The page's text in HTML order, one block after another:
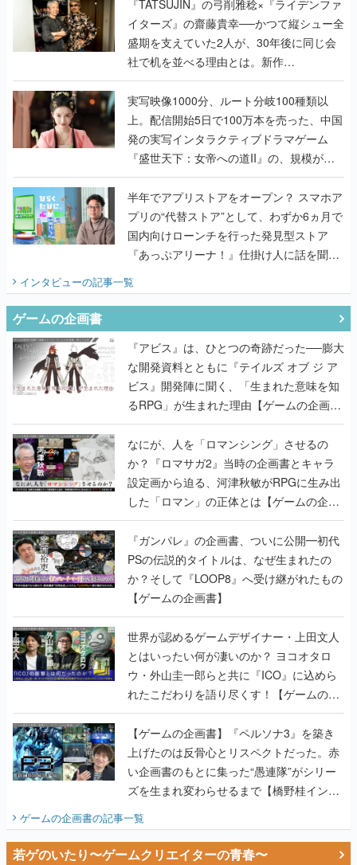
く
『TATSUJIN』の弓削雅稔×『ライデンファ
イターズ』の齋藤貴幸──かつて縦シュー全
盛期を支えていた2人が、30年後に同じ会
社で机を並べる理由とは。新作
『TATSUJIN EXTREME』で初タッグを組
んだレジェンド2人に訊く開発秘話
実写映像1000分、ルート分岐100種類以
上。配信開始5日で100万本を売った、中国
発の実写インタラクティブドラマゲーム
『盛世天下：女帝への道II』の、規模が違
うこだわりをプロデューサーに聞いた
半年でアプリストアをオープン？ スマホア
プリの“代替ストア”として、わずか6ヵ月で
国内向けローンチを行った発見型ストア
『あっぷアリーナ！』仕掛け人に話を聞い
てみた
インタビューの記事一覧
ゲームの企画書
『アビス』は、ひとつの奇跡だった──膨大
な開発資料とともに『テイルズ オブ ジ ア
ビス』開発陣に聞く、「生まれた意味を知
るRPG」が生まれた理由【ゲームの企画
書】
なにが、人を「ロマンシング」させるの
か？『ロマサガ2』当時の企画書とキャラ
設定画から迫る、河津秋敏がRPGに生み出
した「ロマン」の正体とは【ゲームの企画
書】
『ガンパレ』の企画書、ついに公開━初代
PSの伝説的タイトルは、なぜ生まれたの
か？そして『LOOP8』へ受け継がれたもの
【ゲームの企画書】
世界が認めるゲームデザイナー・上田文人
とはいったい何が凄いのか？ ヨコオタロ
ウ・外山圭一郎らと共に『ICO』に込めら
れたこだわりを語り尽くす！【ゲームの企
画書】
【ゲームの企画書】『ペルソナ3』を築き
上げたのは反骨心とリスペクトだった。赤
い企画書のもとに集った“愚連隊”がシリー
ズを生まれ変わらせるまで【橋野桂インタ
ビュー】
ゲームの企画書の記事一覧
若ゲのいたり〜ゲームクリエイターの青春〜